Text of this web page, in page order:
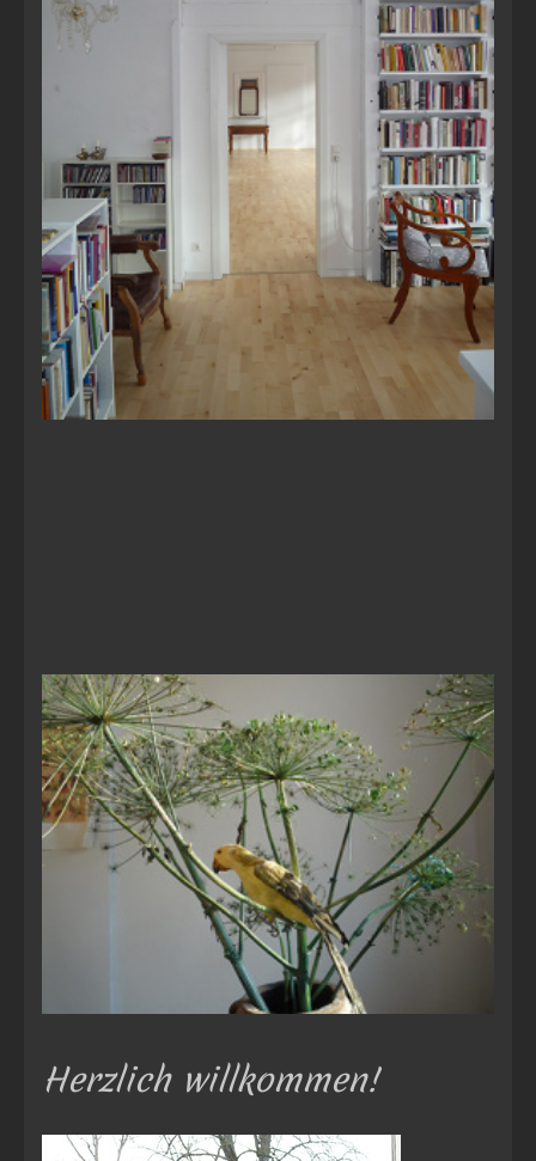
Herzlich willkommen!